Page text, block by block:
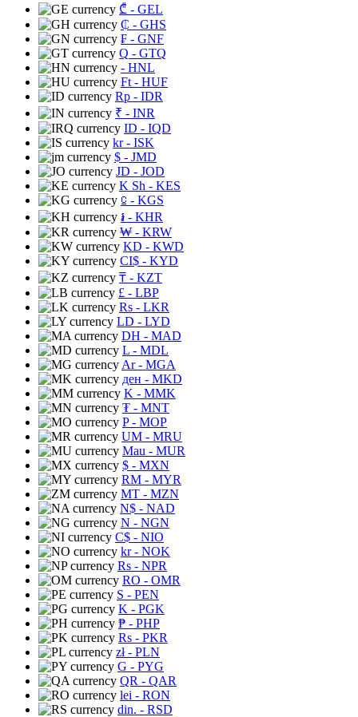
₾ - GEL
₵ - GHS
₣ - GNF
Q - GTQ
- HNL
Ft - HUF
Rp - IDR
₹ - INR
ID - IQD
kr- ISK
$ - JMD
JD - JOD
K Sh - KES
⃀ - KGS
៛ - KHR
₩ - KRW
KD - KWD
CI$ - KYD
₸ - KZT
£ - LBP
Rs - LKR
LD - LYD
DH - MAD
L - MDL
Ar- MGA
ден - MKD
K - MMK
₮ - MNT
P- MOP
UM - MRU
Mau - MUR
$ - MXN
RM - MYR
MT - MZN
N$ - NAD
N - NGN
C$ - NIO
kr- NOK
Rs - NPR
RO - OMR
S - PEN
K - PGK
₱ - PHP
Rs - PKR
zł- PLN
G - PYG
QR - QAR
lei - RON
din. - RSD